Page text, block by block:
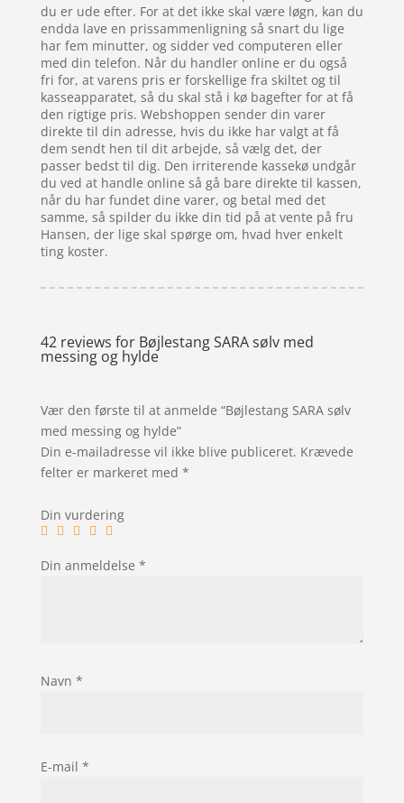
du er ude efter. For at det ikke skal være løgn, kan du
endda lave en prissammenligning så snart du lige
har fem minutter, og sidder ved computeren eller
med din telefon. Når du handler online er du også
fri for, at varens pris er forskellige fra skiltet og til
kasseapparatet, så du skal stå i kø bagefter for at få
den rigtige pris. Webshoppen sender din varer
direkte til din adresse, hvis du ikke har valgt at få
dem sendt hen til dit arbejde, så vælg det, der
passer bedst til dig. Den irriterende kassekø undgår
du ved at handle online så gå bare direkte til kassen,
når du har fundet dine varer, og betal med det
samme, så spilder du ikke din tid på at vente på fru
Hansen, der lige skal spørge om, hvad hver enkelt
ting koster.
42 reviews for Bøjlestang SARA sølv med
messing og hylde
Vær den første til at anmelde “Bøjlestang SARA sølv
med messing og hylde”
Din e-mailadresse vil ikke blive publiceret. Krævede
felter er markeret med *
Din vurdering
Din anmeldelse *
Navn *
E-mail *